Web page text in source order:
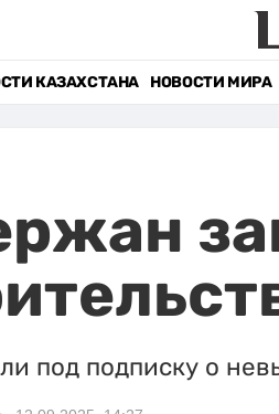
КАЗАХСТАНА НОВОСТИ МИРА
под подписку о